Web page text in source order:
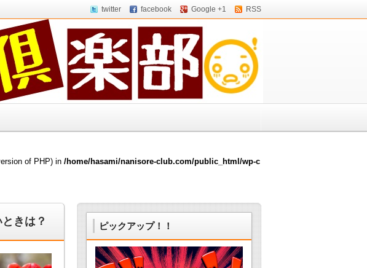
twitter facebook Google +1 RSS
of PHP) in /home/hasami/nanisore-club.com/public_html/wp-c
きは？ ピックアップ！！